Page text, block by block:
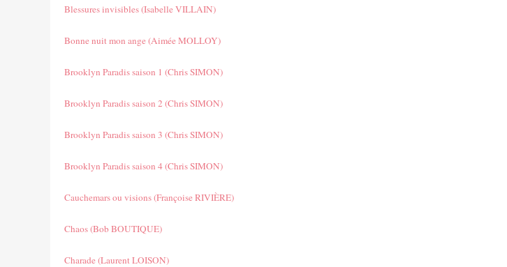
Blessures invisibles (Isabelle VILLAIN)
Bonne nuit mon ange (Aimée MOLLOY)
Brooklyn Paradis saison 1 (Chris SIMON)
Brooklyn Paradis saison 2 (Chris SIMON)
Brooklyn Paradis saison 3 (Chris SIMON)
Brooklyn Paradis saison 4 (Chris SIMON)
Cauchemars ou visions (Françoise RIVIÈRE)
Chaos (Bob BOUTIQUE)
Charade (Laurent LOISON)